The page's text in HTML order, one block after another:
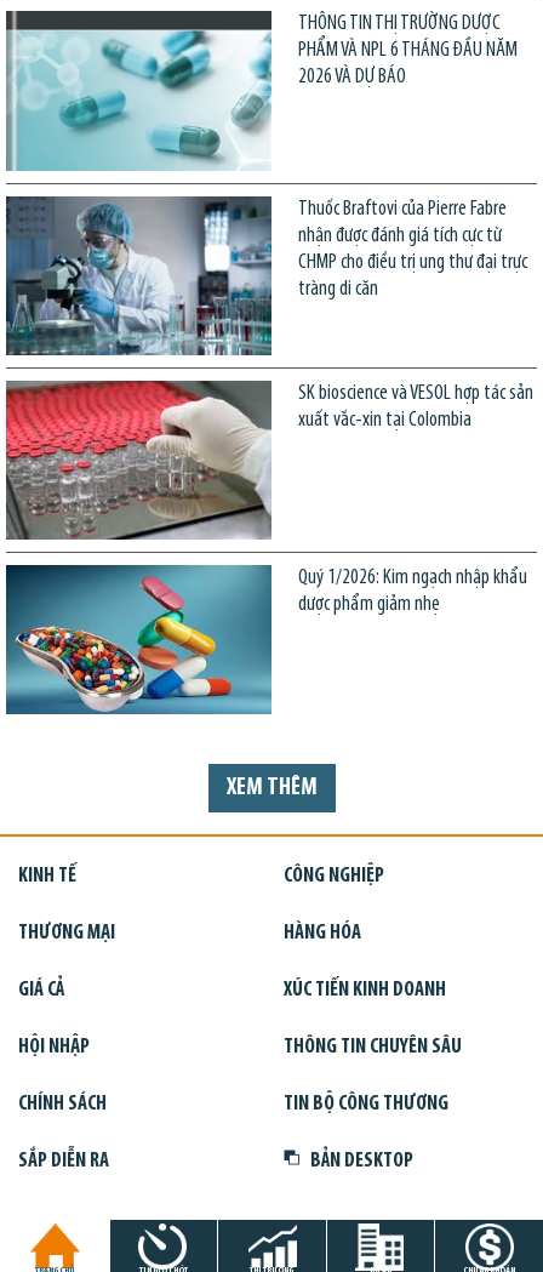
THÔNG TIN THỊ TRƯỜNG DƯỢC
PHẨM VÀ NPL 6 THÁNG ĐẦU NĂM
2026 VÀ DỰ BÁO
Thuốc Braftovi của Pierre Fabre
nhận được đánh giá tích cực từ
CHMP cho điều trị ung thư đại trực
tràng di căn
SK bioscience và VESOL hợp tác sản
xuất vắc-xin tại Colombia
Quý 1/2026: Kim ngạch nhập khẩu
dược phẩm giảm nhẹ
XEM THÊM
KINH TẾ CÔNG NGHIỆP
THƯƠNG MẠI HÀNG HÓA
GIÁ CẢ XÚC TIẾN KINH DOANH
HỘI NHẬP THÔNG TIN CHUYÊN SÂU
CHÍNH SÁCH TIN BỘ CÔNG THƯƠNG
SẮP DIỄN RA BẢN DESKTOP
TRANG CHỦ TIN GIỜ CHÓT THỊ TRƯỜNG DỰ ÁN CHỨNG KHOÁN